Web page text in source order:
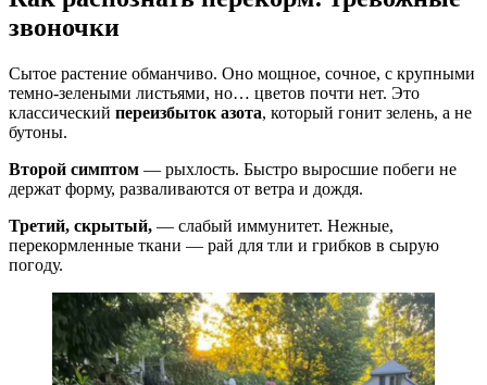
звоночки
Сытое растение обманчиво. Оно мощное, сочное, с крупными
темно-зелеными листьями, но… цветов почти нет. Это
классический переизбыток азота, который гонит зелень, а не
бутоны.
Второй симптом — рыхлость. Быстро выросшие побеги не
держат форму, разваливаются от ветра и дождя.
Третий, скрытый, — слабый иммунитет. Нежные,
перекормленные ткани — рай для тли и грибков в сырую
погоду.